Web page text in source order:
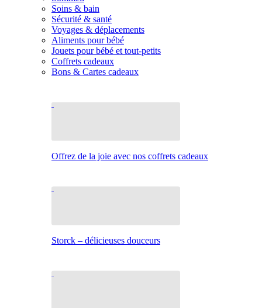
Soins & bain
Sécurité & santé
Voyages & déplacements
Aliments pour bébé
Jouets pour bébé et tout-petits
Coffrets cadeaux
Bons & Cartes cadeaux
Offrez de la joie avec nos coffrets cadeaux
Storck – délicieuses douceurs